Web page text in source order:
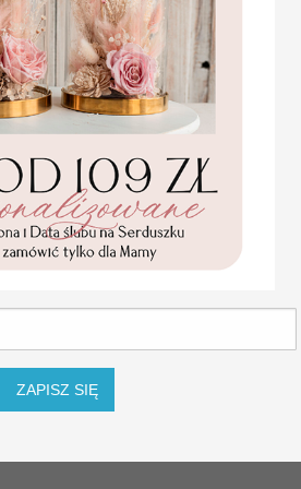
KLIKNIJ PONIŻEJ ABY
ILOŚĆ KARTEK
INSTRUKCJA DO KSIĘGI
KOLOR OKŁADKI KSIĘGI
KSIĘGA RODZAJ OPRAWY
ZAPISZ SIĘ